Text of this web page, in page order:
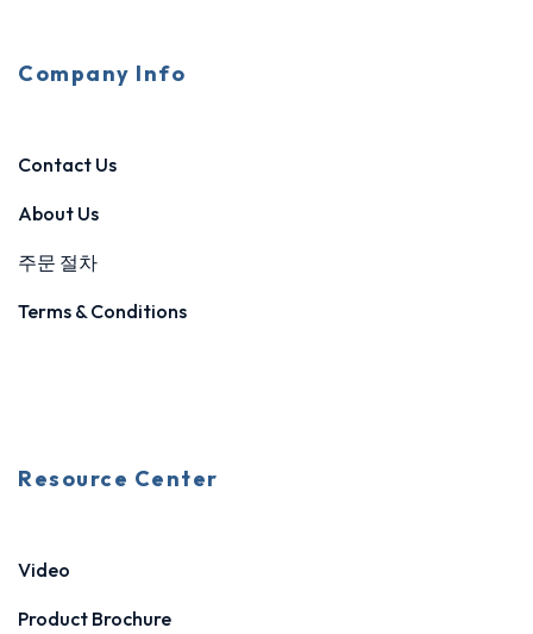
Company Info
Contact Us
About Us
주문 절차
Terms & Conditions
Resource Center
Video
Product Brochure